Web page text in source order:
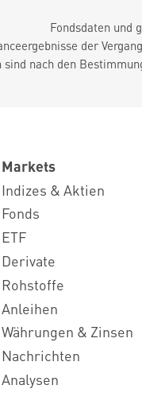
Fondsdaten und
der
nach den
Markets
Indizes & Aktien
Fonds
ETF
Derivate
Rohstoffe
Anleihen
Währungen & Zinsen
Nachrichten
Analysen